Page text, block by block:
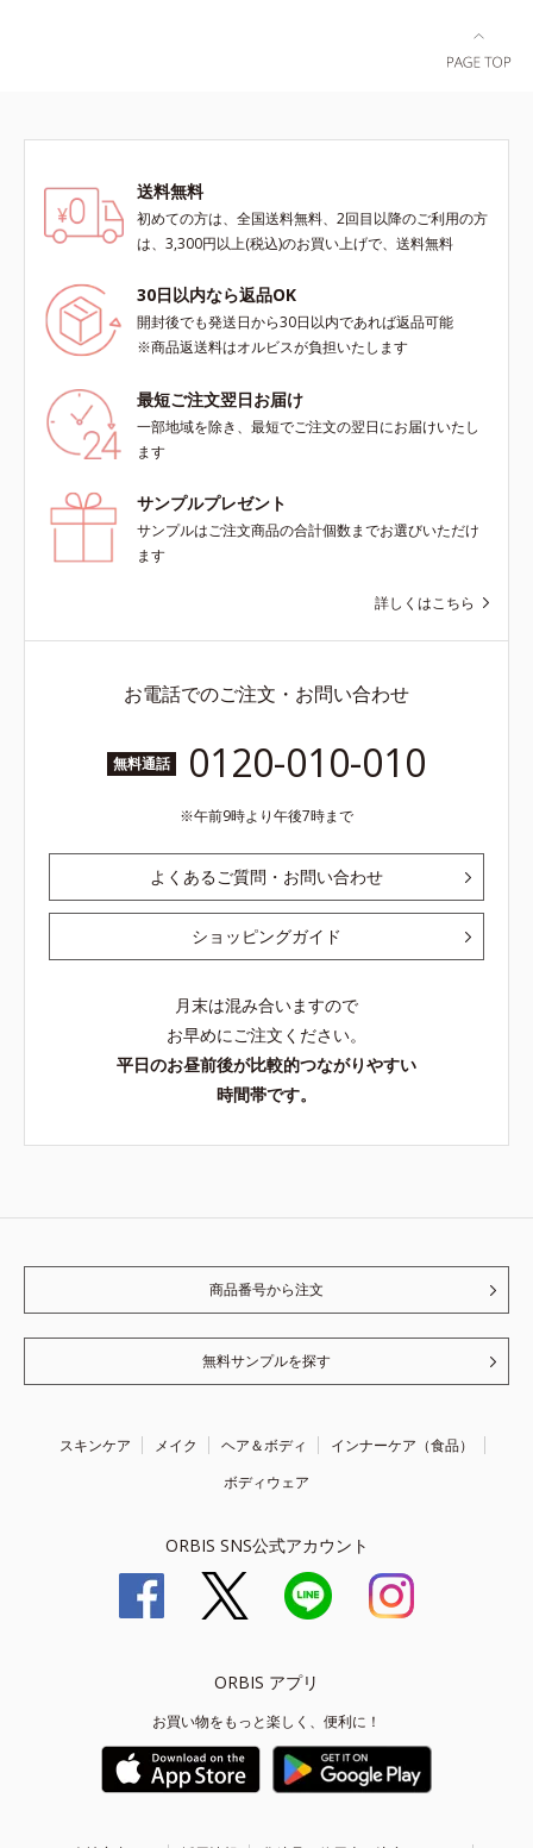
送料無料
初めての方は、全国送料無料、2回目以降のご利用の方
は、3,300円以上(税込)のお買い上げで、送料無料
30日以内なら返品OK
開封後でも発送日から30日以内であれば返品可能
※商品返送料はオルビスが負担いたします
最短ご注文翌日お届け
一部地域を除き、最短でご注文の翌日にお届けいたし
ます
サンプルプレゼント
サンプルはご注文商品の合計個数までお選びいただけ
ます
詳しくはこちら
お電話でのご注文・お問い合わせ
無料通話 0120-010-010
午前9時より午後7時まで
よくあるご質問・お問い合わせ
ショッピングガイド
月末は混み合いますので
お早めにご注文ください。
平日のお昼前後が比較的つながりやすい
時間帯です。
商品番号から注文
無料サンプルを探す
スキンケア メイク ヘア＆ボディ
インナーケア（食品）
ボディウェア
ORBIS SNS公式アカウント
ORBIS アプリ
お買い物をもっと楽しく、便利に！